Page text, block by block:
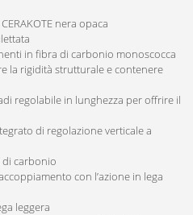
nera opaca
in fibra di carbonio monoscocca
la rigidità strutturale e contenere
regolabile in lunghezza per offrire il
di regolazione verticale a
di carbonio
con l’azione in lega
leggera